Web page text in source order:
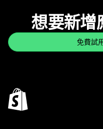
想要新增
免費試